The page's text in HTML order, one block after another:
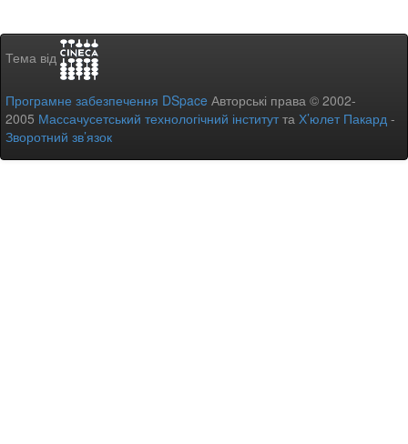
Тема від
Програмне забезпечення DSpace Авторські права © 2002-
2005 Массачусетський технологічний інститутта Х’юлет Пакард -
Зворотний зв’язок